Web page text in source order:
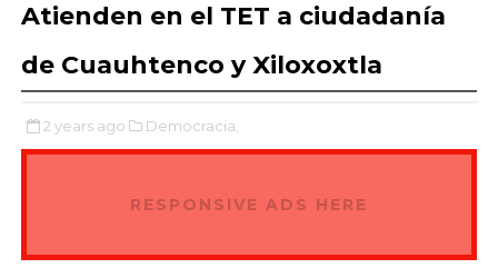
Atienden en el TET a ciudadanía
de Cuauhtenco y Xiloxoxtla
2 years ago Democracia,
RESPONSIVE ADS HERE